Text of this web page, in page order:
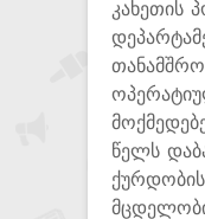
კახეთის
წელს